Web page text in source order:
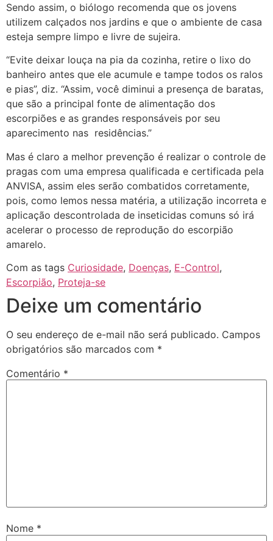
Sendo assim, o biólogo recomenda que os jovens
utilizem calçados nos jardins e que o ambiente de casa
esteja sempre limpo e livre de sujeira.
“Evite deixar louça na pia da cozinha, retire o lixo do
banheiro antes que ele acumule e tampe todos os ralos
e pias”, diz. “Assim, você diminui a presença de baratas,
que são a principal fonte de alimentação dos
escorpiões e as grandes responsáveis por seu
aparecimento nas residências.”
Mas é claro a melhor prevenção é realizar o controle de
pragas com uma empresa qualificada e certificada pela
ANVISA, assim eles serão combatidos corretamente,
pois, como lemos nessa matéria, a utilização incorreta e
aplicação descontrolada de inseticidas comuns só irá
acelerar o processo de reprodução do escorpião
amarelo.
Com as tags Curiosidade, Doenças, E-Control,
Escorpião, Proteja-se
Deixe um comentário
O seu endereço de e-mail não será publicado. Campos
obrigatórios são marcados com *
Comentário *
Nome *